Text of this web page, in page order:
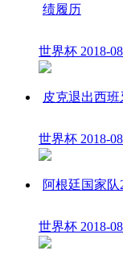
绩履历
世界杯 2018-
皮克退出西
世界杯 2018-
阿根廷国家
世界杯 2018-